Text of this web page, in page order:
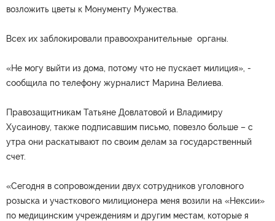
возложить цветы к Монументу Мужества.
Всех их заблокировали правоохранительные органы.
«Не могу выйти из дома, потому что не пускает милиция», -
сообщила по телефону журналист Марина Велиева.
Правозащитникам Татьяне Довлатовой и Владимиру
Хусаинову, также подписавшим письмо, повезло больше – с
утра они раскатывают по своим делам за государственный
счет.
«Сегодня в сопровождении двух сотрудников уголовного
розыска и участкового милиционера меня возили на «Нексии»
по медицинским учреждениям и другим местам, которые я